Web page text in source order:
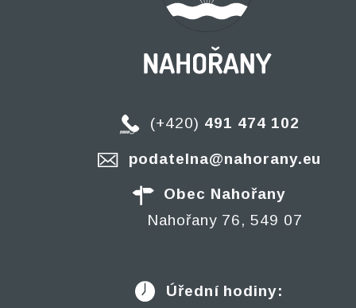
(+420) 491 474 102
podatelna@nahorany.eu
Obec Nahořany
Nahořany 76, 549 07
Úřední hodiny: